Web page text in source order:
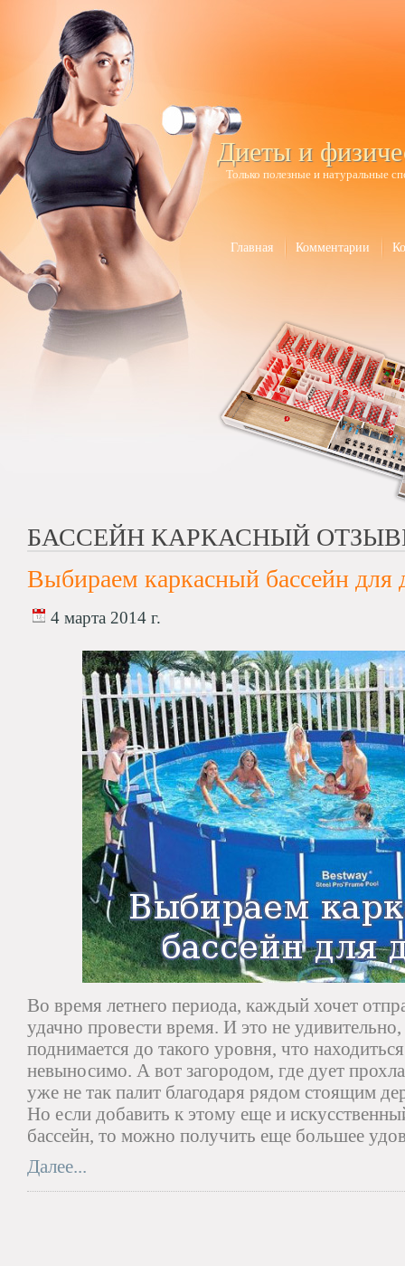
Диеты и
Только полезные и натуральные
Главная Комментарии
БАССЕЙН КАРКАСНЫЙ
Выбираем каркасный бассейн для
4 марта 2014 г.
Во время летнего периода, каждый хочет
удачно провести время. И это не
поднимается до такого уровня, что
невыносимо. А вот загородом, где дует
уже не так палит благодаря рядом стоящим
Но если добавить к этому еще и
бассейн, то можно получить еще большее
Далее...